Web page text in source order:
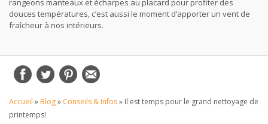
douces températures, c’est aussi le moment d’apporter un vent de
fraîcheur à nos intérieurs.
Accueil » Blog» Conseils & Infos» Il est temps pour le grand nettoyage de
printemps!